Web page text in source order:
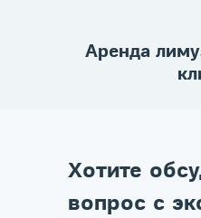
Аренда
Хотите
вопрос с